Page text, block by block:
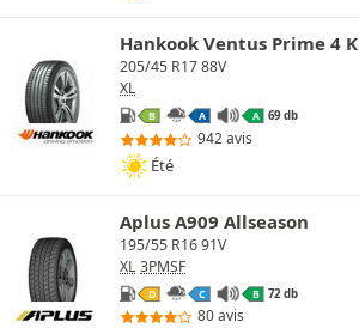
Hankook Ventus Prime 4
205/45 R17 88V
XL
B A A 69 db
942 avis
Été
Aplus A909 Allseason
195/55 R16 91V
XL 3PMSF
D C B 72 db
80 avis